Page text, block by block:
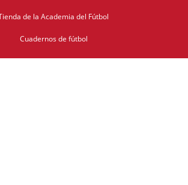
de la Academia del Fútbol
Cuadernos de fútbol